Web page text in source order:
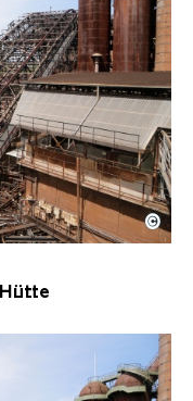
Hütte mit
Hütte | Karl
©